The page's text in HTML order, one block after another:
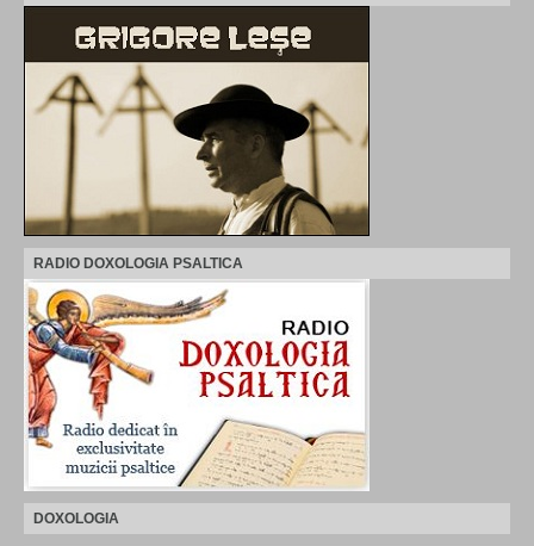
RADIO DOXOLOGIA PSALTICA
DOXOLOGIA